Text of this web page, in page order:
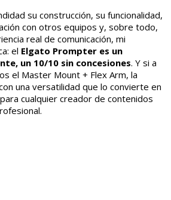
su construcción, su funcionalidad,
con otros equipos y, sobre todo,
real de comunicación, mi
el Elgato Prompter es un
un 10/10 sin concesiones. Y si a
el Master Mount + Flex Arm, la
una versatilidad que lo convierte en
cualquier creador de contenidos